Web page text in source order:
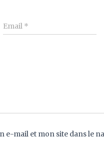
Email *
e-mail et mon site dans le